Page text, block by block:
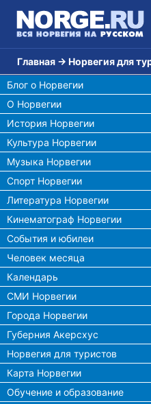
Главная → Норвегия для
Блог о Норвегии
О Норвегии
История Норвегии
Культура Норвегии
Музыка Норвегии
Спорт Норвегии
Литература Норвегии
Кинематограф Норвегии
События и юбилеи
Человек месяца
Календарь
СМИ Норвегии
Города Норвегии
Губерния Акерсхус
Норвегия для туристов
Карта Норвегии
Обучение и образование